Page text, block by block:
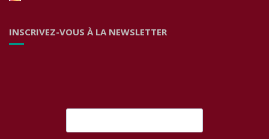
INSCRIVEZ-VOUS À LA NEWSLETTER